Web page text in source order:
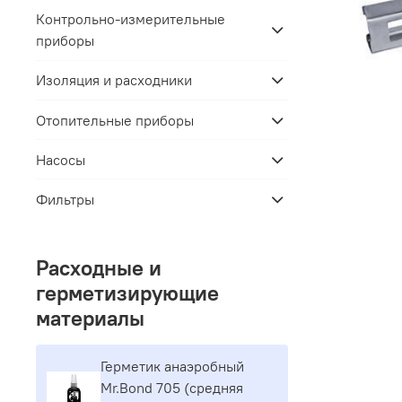
Контрольно-измерительные
приборы
Изоляция и расходники
Отопительные приборы
Насосы
Фильтры
Расходные и
герметизирующие
материалы
Герметик aнaэpoбный
Mr.Bond 705 (средняя